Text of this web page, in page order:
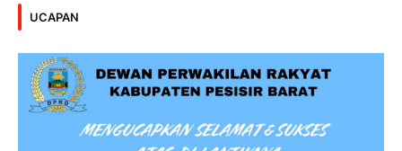
UCAPAN